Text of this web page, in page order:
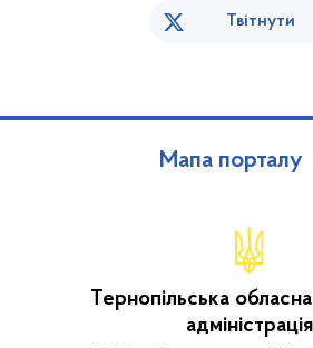
Твітнути
Мапа порталу
Тернопільська
адміністрація